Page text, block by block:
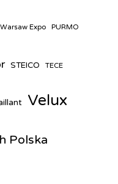
Expo PURMO
STEICO TECE
Velux
Polska